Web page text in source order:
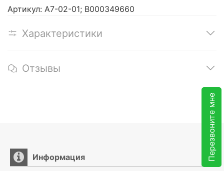
Перезвоните мне
Артикул: A7-02-01; В000349660
Характеристики
Отзывы
Информация